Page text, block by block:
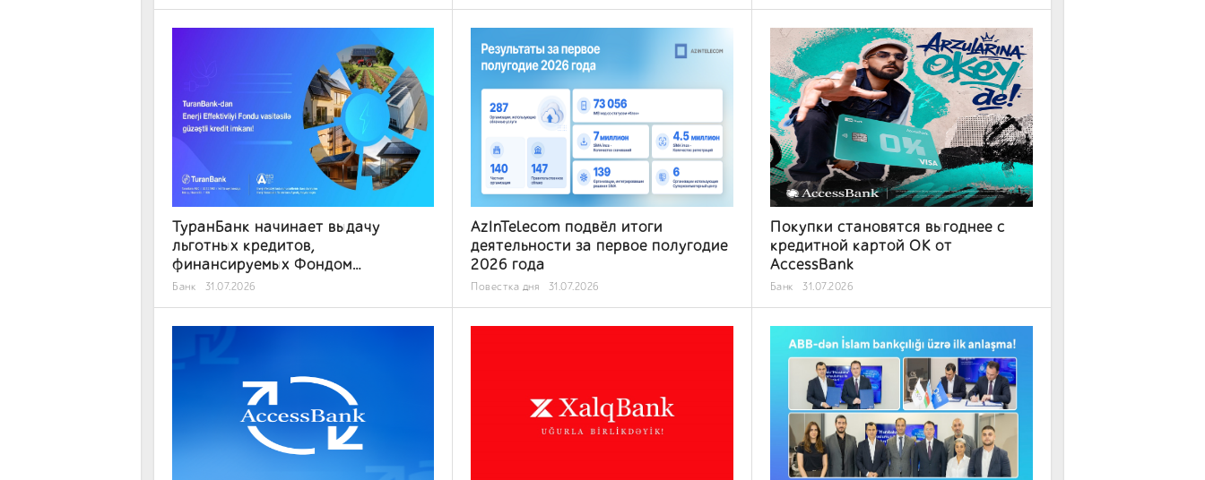
ТуранБанк начинает выдачу
льготных кредитов,
финансируемых Фондом
энергоэффективности
Банк 31.07.2026
AzInTelecom подвёл итоги
деятельности за первое полугодие
2026 года
Повестка дня 31.07.2026
Покупки становятся выгоднее с
кредитной картой OK от
AccessBank
Банк 31.07.2026